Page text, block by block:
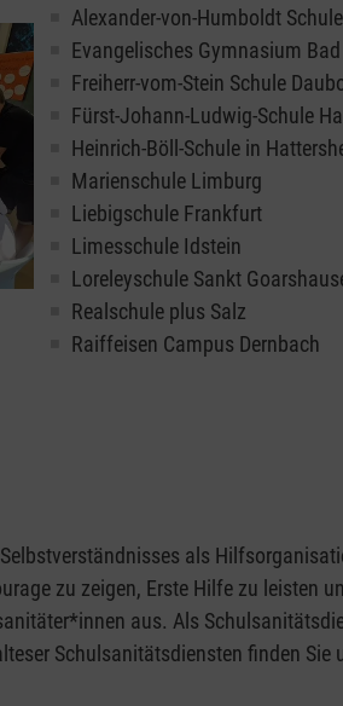
Alexander-von-Humboldt
Evangelisches Gymnasium
Freiherr-vom-Stein Schule
Fürst-Johann-Ludwig-Schule
Heinrich-Böll-Schule in
Marienschule Limburg
Liebigschule Frankfurt
Limesschule Idstein
Loreleyschule Sankt
Realschule plus Salz
Raiffeisen Campus Dernbach
als
zu zeigen, Erste Hilfe zu leisten
aus. Als
Schulsanitätsdiensten finden Sie